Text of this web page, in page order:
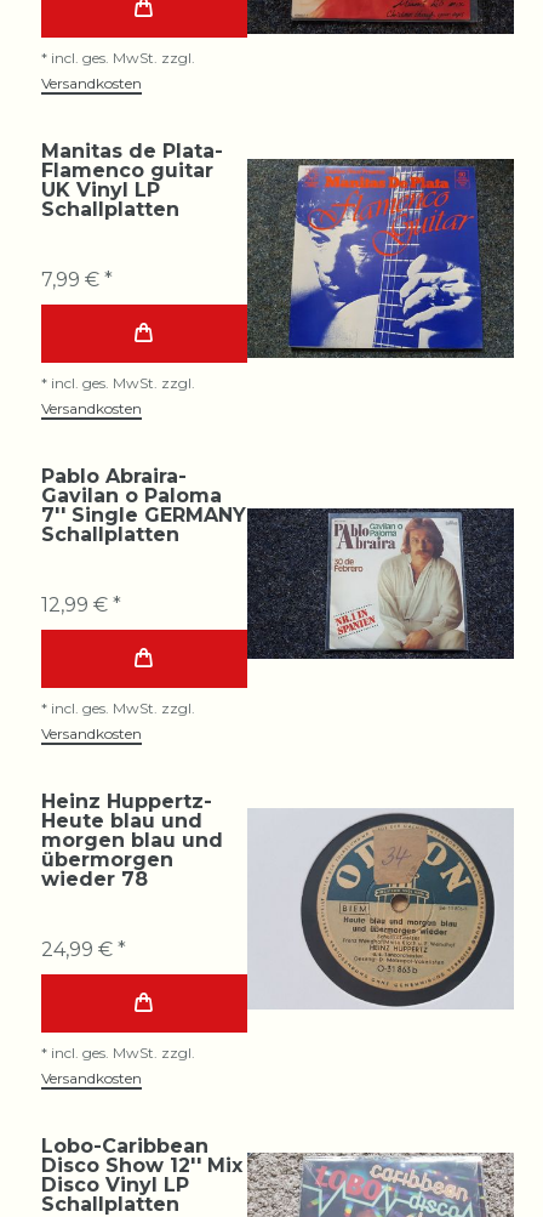
* incl. ges. MwSt. zzgl.
Versandkosten
Manitas de Plata-
Flamenco guitar
UK Vinyl LP
Schallplatten
7,99 € *
* incl. ges. MwSt. zzgl.
Versandkosten
Pablo Abraira-
Gavilan o Paloma
7'' Single GERMANY
Schallplatten
12,99 € *
* incl. ges. MwSt. zzgl.
Versandkosten
Heinz Huppertz-
Heute blau und
morgen blau und
übermorgen
wieder 78
24,99 € *
* incl. ges. MwSt. zzgl.
Versandkosten
Lobo-Caribbean
Disco Show 12'' Mix
Disco Vinyl LP
Schallplatten